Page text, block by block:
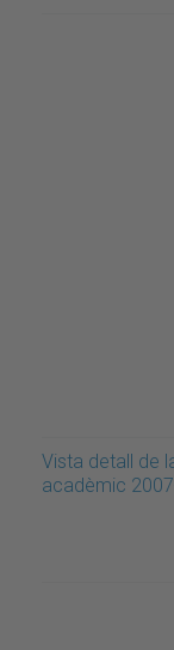
Vista detall de
acadèmic